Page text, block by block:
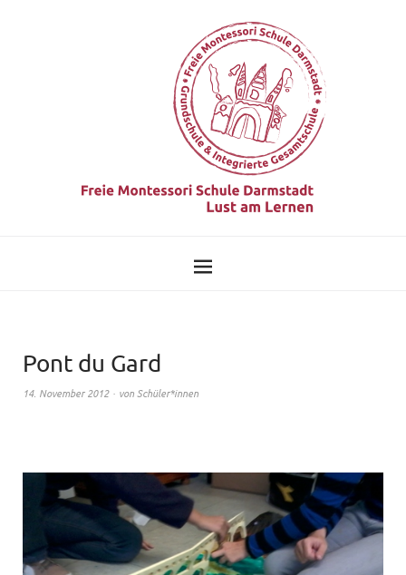
Pont du Gard
14. November 2012 vonSchüler*innen